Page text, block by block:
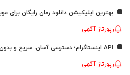
بهترین اپلیکیشن دانلود رمان رایگان برای
رپورتاژ آگهی
API اینستاگرام؛ دسترسی آسان، سریع و بدون محدودیت به اطلاعات اینستاگرام
رپورتاژ آگهی